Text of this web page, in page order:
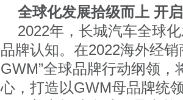
全球化发展拾级而上 开
2022年，长城汽车全球
品牌认知。在2022海外经
GWM”全球品牌行动纲领
心，打造以GWM母品牌统